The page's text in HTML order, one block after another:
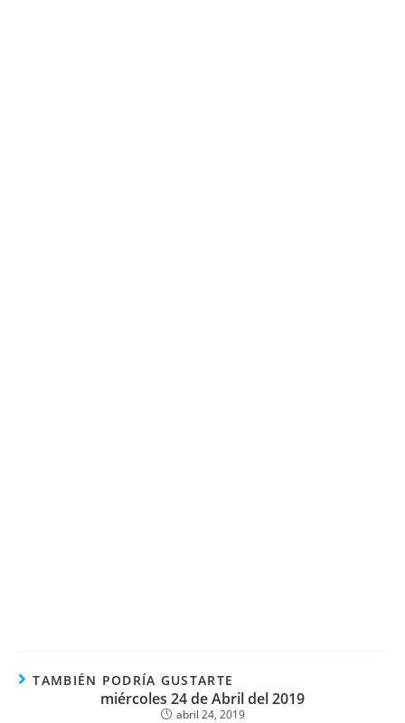
TAMBIÉN PODRÍA GUSTARTE
miércoles 24 de Abril del 2019
abril 24, 2019